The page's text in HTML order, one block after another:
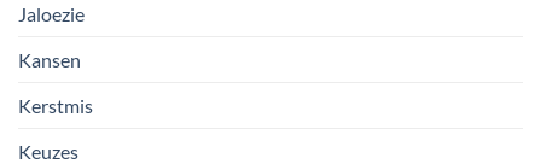
Jaloezie
Kansen
Kerstmis
Keuzes